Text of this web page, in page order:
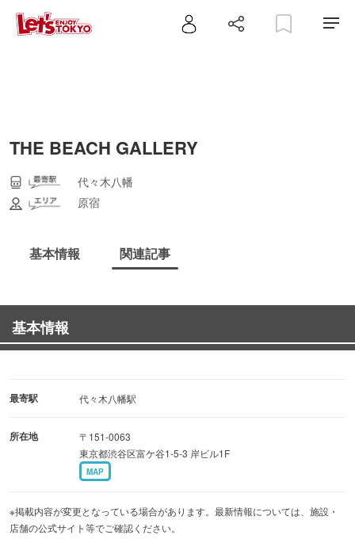
THE BEACH GALLERY
代々木八幡
原宿
基本情報 関連記事
基本情報
最寄駅 代々木八幡駅
所在地
〒151-0063
東京都渋谷区富ケ谷1-5-3 岸ビル1F
MAP
※掲載内容が変更となっている場合があります。最新情報については、施設・
店舗の公式サイト等でご確認ください。